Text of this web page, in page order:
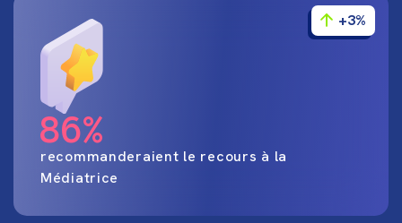
+3%
86%
recommanderaient le recours à la
Médiatrice